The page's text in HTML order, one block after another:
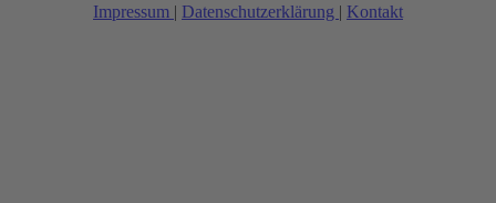
Impressum | Datenschutzerklärung | Kontakt